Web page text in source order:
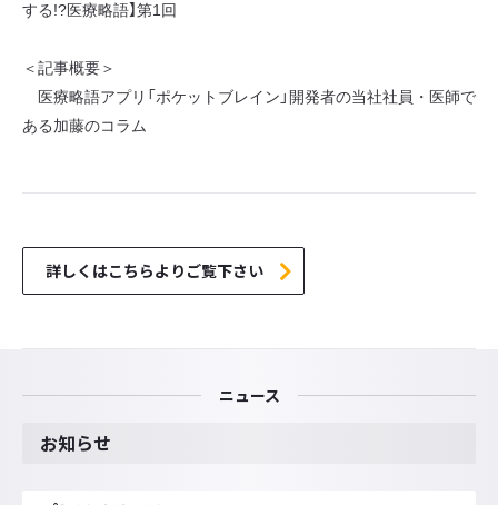
する!?医療略語】第1回
＜記事概要＞
医療略語アプリ「ポケットブレイン」開発者の当社社員・医師で
ある加藤のコラム
詳しくはこちらよりご覧下さい
ニュース
お知らせ